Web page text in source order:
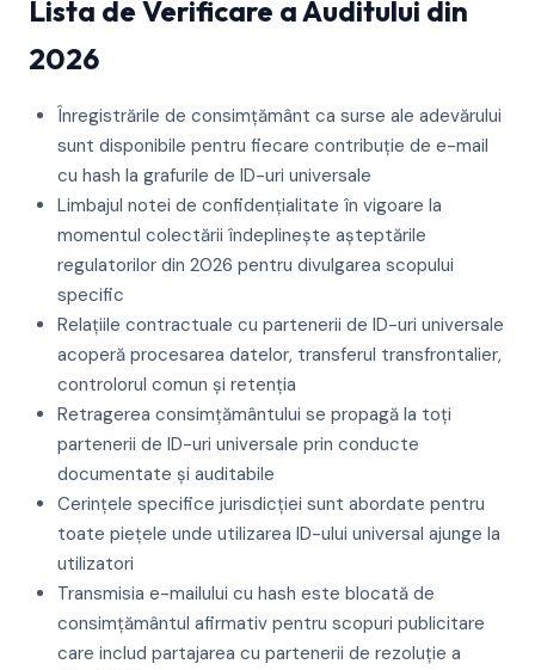
Lista de Verificare a Auditului din
2026
Înregistrările de consimțământ ca surse ale adevărului
sunt disponibile pentru fiecare contribuție de e-mail
cu hash la grafurile de ID-uri universale
Limbajul notei de confidențialitate în vigoare la
momentul colectării îndeplinește așteptările
regulatorilor din 2026 pentru divulgarea scopului
specific
Relațiile contractuale cu partenerii de ID-uri universale
acoperă procesarea datelor, transferul transfrontalier,
controlorul comun și retenția
Retragerea consimțământului se propagă la toți
partenerii de ID-uri universale prin conducte
documentate și auditabile
Cerințele specifice jurisdicției sunt abordate pentru
toate piețele unde utilizarea ID-ului universal ajunge la
utilizatori
Transmisia e-mailului cu hash este blocată de
consimțământul afirmativ pentru scopuri publicitare
care includ partajarea cu partenerii de rezoluție a